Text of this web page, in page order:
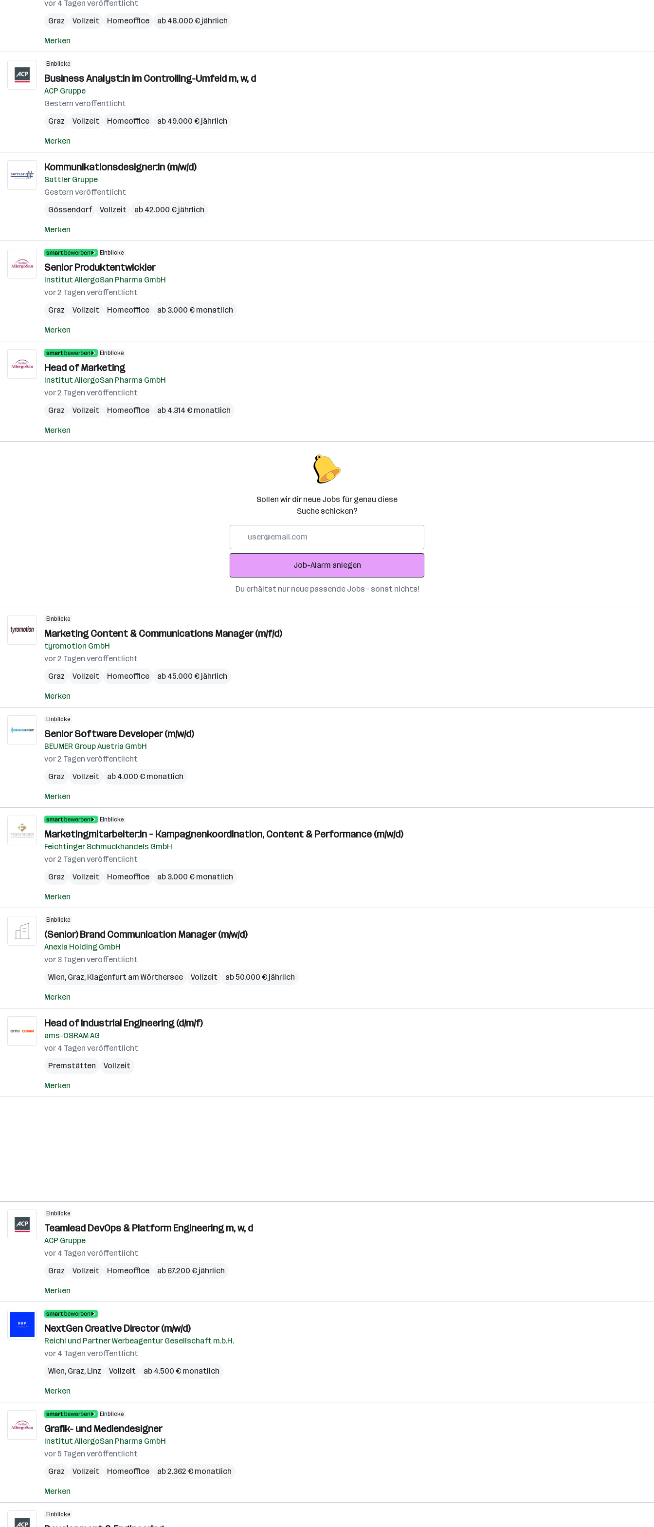
vor 4 Tagen veröffentlicht
Graz
Vollzeit Homeoffice ab 48.000 € jährlich
Merken
Einblicke
Business Analyst:in im Controlling-Umfeld m, w, d
ACP Gruppe
Gestern veröffentlicht
Graz
Vollzeit Homeoffice ab 49.000 € jährlich
Merken
Kommunikationsdesigner:in (m/w/d)
Sattler Gruppe
Gestern veröffentlicht
Gössendorf
Vollzeit ab 42.000 € jährlich
Merken
Einblicke
Senior Produktentwickler
Institut AllergoSan Pharma GmbH
vor 2 Tagen veröffentlicht
Graz
Vollzeit Homeoffice ab 3.000 € monatlich
Merken
Einblicke
Head of Marketing
Institut AllergoSan Pharma GmbH
vor 2 Tagen veröffentlicht
Graz
Vollzeit Homeoffice ab 4.314 € monatlich
Merken
Sollen wir dir neue Jobs für genau diese
Suche schicken?
Adresse
Job-Alarm anlegen
Du erhältst nur neue passende Jobs – sonst nichts!
Einblicke
Marketing Content & Communications Manager (m/f/d)
tyromotion GmbH
vor 2 Tagen veröffentlicht
Graz
Vollzeit Homeoffice ab 45.000 € jährlich
Merken
Einblicke
Senior Software Developer (m/w/d)
BEUMER Group Austria GmbH
vor 2 Tagen veröffentlicht
Graz
Vollzeit ab 4.000 € monatlich
Merken
Einblicke
Marketingmitarbeiter:in – Kampagnenkoordination, Content & Performance (m/w/d)
Feichtinger Schmuckhandels GmbH
vor 2 Tagen veröffentlicht
Graz
Vollzeit Homeoffice ab 3.000 € monatlich
Merken
Einblicke
(Senior) Brand Communication Manager (m/w/d)
Anexia Holding GmbH
vor 3 Tagen veröffentlicht
Wien, Graz, Klagenfurt am Wörthersee Vollzeit ab 50.000 € jährlich
Merken
Head of Industrial Engineering (d/m/f)
ams-OSRAM AG
vor 4 Tagen veröffentlicht
Premstätten
Vollzeit
Merken
Einblicke
Teamlead DevOps & Platform Engineering m, w, d
ACP Gruppe
vor 4 Tagen veröffentlicht
Graz
Vollzeit Homeoffice ab 67.200 € jährlich
Merken
NextGen Creative Director (m/w/d)
Reichl und Partner Werbeagentur Gesellschaft m.b.H.
vor 4 Tagen veröffentlicht
Wien, Graz, Linz Vollzeit ab 4.500 € monatlich
Merken
Einblicke
Grafik- und Mediendesigner
Institut AllergoSan Pharma GmbH
vor 5 Tagen veröffentlicht
Graz
Vollzeit Homeoffice ab 2.362 € monatlich
Merken
Einblicke